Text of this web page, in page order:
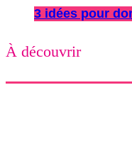
3 idées pour
À découvrir